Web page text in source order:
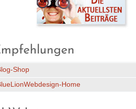
Shop
Home